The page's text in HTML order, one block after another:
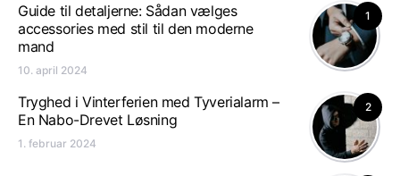
1
Guide til detaljerne: Sådan vælges
accessories med stil til den moderne
mand
10. april 2024
2
Tryghed i Vinterferien med Tyverialarm –
En Nabo-Drevet Løsning
1. februar 2024